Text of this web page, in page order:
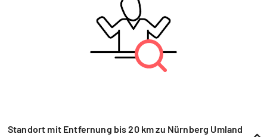
Standort mit Entfernung bis 20 km zu Nürnberg Umland